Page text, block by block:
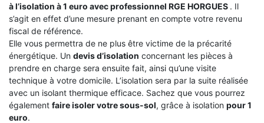
à l’isolation à 1 euro avec professionnel RGE HORGUES . Il
s’agit en effet d’une mesure prenant en compte votre revenu
fiscal de référence.
Elle vous permettra de ne plus être victime de la précarité
énergétique. Un devis d’isolation concernant les pièces à
prendre en charge sera ensuite fait, ainsi qu’une visite
technique à votre domicile. L’isolation sera par la suite réalisée
avec un isolant thermique efficace. Sachez que vous pourrez
également faire isoler votre sous-sol, grâce à isolation pour 1
euro.